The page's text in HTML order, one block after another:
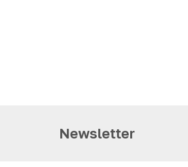
Newsletter